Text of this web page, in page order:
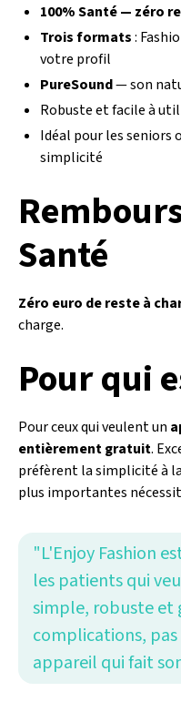
100% Santé — zéro
Trois formats:
votre profil
PureSound— son
Robuste et facile à
Idéal pour les seniors
simplicité
Santé
Zéro euro de reste à
charge.
Pour qui
Pour ceux qui veulent un
entièrement gratuit.
préfèrent la simplicité à
plus importantes
"L'Enjoy Fashion
les patients qui
simple, robuste et
complications,
appareil qui fait